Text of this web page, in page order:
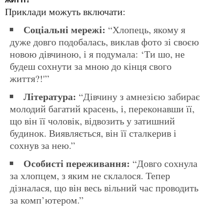
Приклади можуть включати:
Соціальні мережі: “Хлопець, якому я
дуже довго подобалась, виклав фото зі своєю
новою дівчиною, і я подумала: ‘Ти шо, не
будеш сохнути за мною до кінця свого
життя?!'”
Література: “Дівчину з амнезією забирає
молодий багатий красень, і, переконавши її,
що він її чоловік, відвозить у затишний
будинок. Виявляється, він її сталкерив і
сохнув за нею.”
Особисті переживання: “Довго сохнула
за хлопцем, з яким не склалося. Тепер
дізналася, що він весь вільний час проводить
за комп’ютером.”